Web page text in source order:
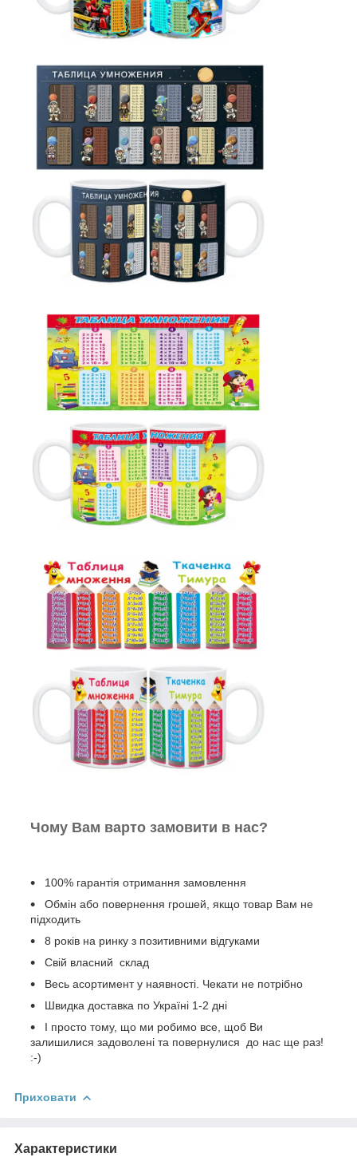
Чому Вам варто замовити в нас?
100% гарантія отримання замовлення
Обмін або повернення грошей, якщо товар Вам не
підходить
8 років на ринку з позитивними відгуками
Свій власний склад
Весь асортимент у наявності. Чекати не потрібно
Швидка доставка по Україні 1-2 дні
І просто тому, що ми робимо все, щоб Ви
залишилися задоволені та повернулися до нас ще раз!
:-)
Приховати
Характеристики